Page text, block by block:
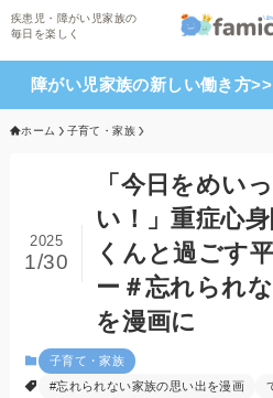
障がい児家族の新しい働き方>>
ホーム 子育て・家族
「今日をめい
い！」重症心
くんと過ごす
ー＃忘れられ
を漫画に
2025
1/30
子育て・家族
#忘れられない家族の思い出を漫画